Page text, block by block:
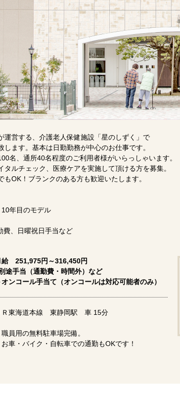
運営する、介護老人保健施設「星のしずく」で
します。基本は日勤勤務が中心のお仕事です。
名、通所40名程度のご利用者様がいらっしゃいます。
タルチェック、医療ケアを実施して頂ける方を募集。
もOK！ブランクのある方も歓迎いたします。
年目のモデル
費、日曜祝日手当など
給 251,975円～316,450円
途手当（通勤費・時間外）など
オンコール手当て（オンコールは対応可能者のみ）
Ｒ東海道本線 東静岡駅 車 15分
職員用の無料駐車場完備。
車・バイク・自転車での通勤もOKです！